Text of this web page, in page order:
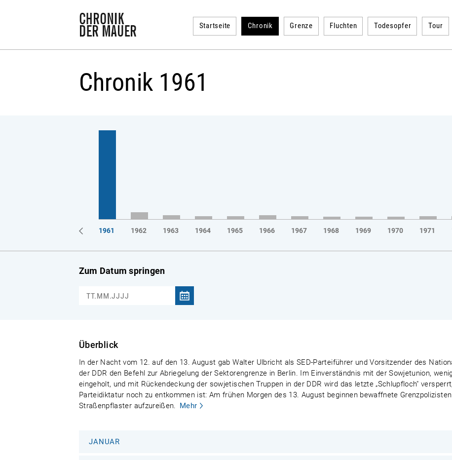
Startseite Chronik Grenze Fluchten Todesopfer Tour
Chronik 1961
1961 1962 1963 1964 1965 1966 1967 1968 1969 1970 1971
Zum Datum springen
Überblick
In der Nacht vom 12. auf den 13. August gab Walter Ulbricht als SED-Parteiführer und Vorsitzender des
der DDR den Befehl zur Abriegelung der Sektorengrenze in Berlin. Im Einverständnis mit der Sowjetunion,
eingeholt, und mit Rückendeckung der sowjetischen Truppen in der DDR wird das letzte „Schlupfloch"
Parteidiktatur noch zu entkommen ist: Am frühen Morgen des 13. August beginnen bewaffnete
Straßenpflaster aufzureißen. Mehr
JANUAR